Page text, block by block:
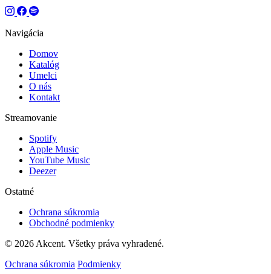
Navigácia
Domov
Katalóg
Umelci
O nás
Kontakt
Streamovanie
Spotify
Apple Music
YouTube Music
Deezer
Ostatné
Ochrana súkromia
Obchodné podmienky
© 2026 Akcent. Všetky práva vyhradené.
Ochrana súkromia Podmienky